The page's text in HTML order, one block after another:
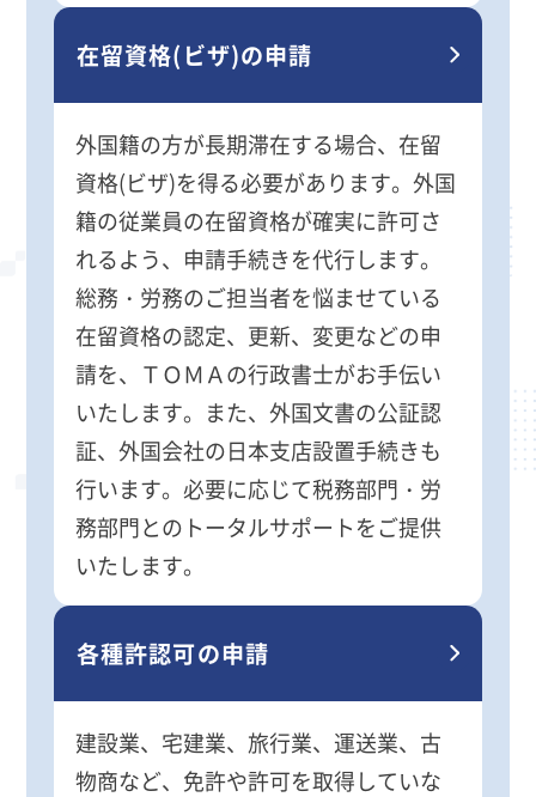
在留資格(ビザ)の申請
外国籍の方が長期滞在する場合、在留
資格(ビザ)を得る必要があります。外国
籍の従業員の在留資格が確実に許可さ
れるよう、申請手続きを代行します。
総務・労務のご担当者を悩ませている
在留資格の認定、更新、変更などの申
請を、ＴＯＭＡの行政書士がお手伝い
いたします。また、外国文書の公証認
証、外国会社の日本支店設置手続きも
行います。必要に応じて税務部門・労
務部門とのトータルサポートをご提供
いたします。
各種許認可の申請
建設業、宅建業、旅行業、運送業、古
物商など、免許や許可を取得していな